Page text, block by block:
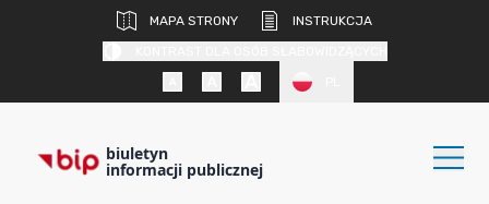
MAPA STRONY
INSTRUKCJA
biuletyn
informacji publicznej